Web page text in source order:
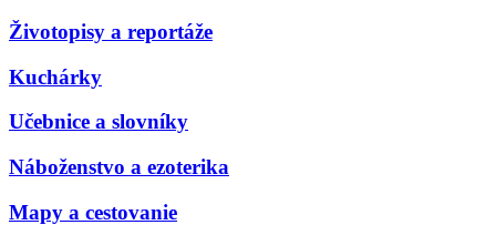
Životopisy a reportáže
Kuchárky
Učebnice a slovníky
Náboženstvo a ezoterika
Mapy a cestovanie